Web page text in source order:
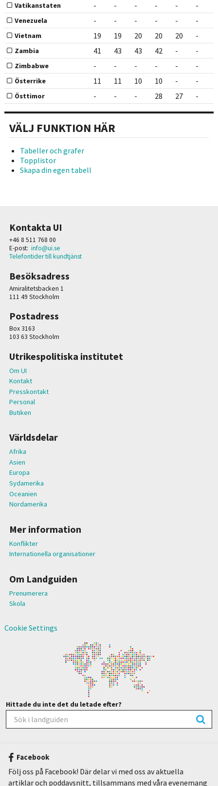
Vatikanstaten - - - - - -
Venezuela - - - - - -
Vietnam 19 19 20 20 20 -
Zambia 41 43 43 42 - -
Zimbabwe - - - - - -
Österrike 11 11 10 10 - -
Östtimor - - - 28 27 -
VÄLJ FUNKTION HÄR
Tabeller och grafer
Topplistor
Skapa din egen tabell
Kontakta UI
+46 8 511 768 00
E-post: info@ui.se
Telefontider till kundtjänst
Besöksadress
Amiralitetsbacken 1
111 49 Stockholm
Postadress
Box 3163
103 63 Stockholm
Utrikespolitiska institutet
Om UI
Kontakt
Presskontakt
Personal
Butiken
Världsdelar
Afrika
Asien
Europa
Sydamerika
Oceanien
Nordamerika
Mer information
Konflikter
Internationella organisationer
Om Landguiden
Prenumerera
Skola
Cookie Settings
Hittade du inte det du letade efter?
Facebook
Följ oss på Facebook! Där delar vi med oss av aktuella
artiklar och poddavsnitt, tillsammans med våra evenemang